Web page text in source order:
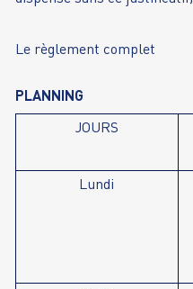
Le règlement complet
PLANNING
JOURS
Lundi